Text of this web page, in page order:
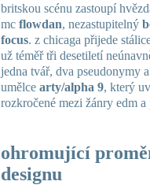
britskou scénu zastoupí
mc flowdan, nezastupitelný
focus. z chicaga přijede
už téměř tři desetiletí
jedna tvář, dva pseudonymy
umělce arty/alpha 9, který
rozkročené mezi žánry edm
ohromující
designu